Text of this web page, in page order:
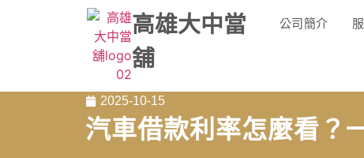
高雄大中當
舖
公司簡介
2025-10-15
汽車借款利率怎麼看？